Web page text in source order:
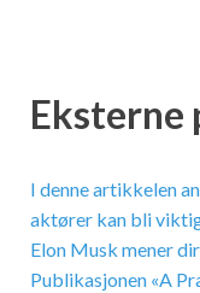
Eksterne
I denne artikkelen
aktører kan bli
Elon Musk mener
Publikasjonen «A